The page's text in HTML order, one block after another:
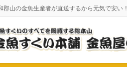
郡山の金魚生産者が直送するから元気で安い！